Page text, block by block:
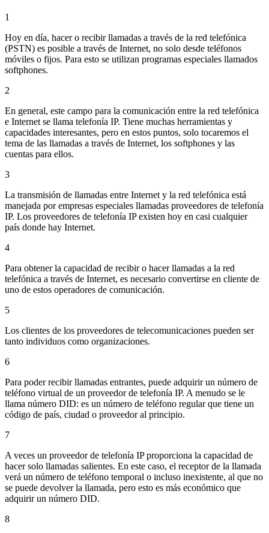
1
Hoy en día, hacer o recibir llamadas a través de la red telefónica
(PSTN) es posible a través de Internet, no solo desde teléfonos
móviles o fijos. Para esto se utilizan programas especiales llamados
softphones.
2
En general, este campo para la comunicación entre la red telefónica
e Internet se llama telefonía IP. Tiene muchas herramientas y
capacidades interesantes, pero en estos puntos, solo tocaremos el
tema de las llamadas a través de Internet, los softphones y las
cuentas para ellos.
3
La transmisión de llamadas entre Internet y la red telefónica está
manejada por empresas especiales llamadas proveedores de telefonía
IP. Los proveedores de telefonía IP existen hoy en casi cualquier
país donde hay Internet.
4
Para obtener la capacidad de recibir o hacer llamadas a la red
telefónica a través de Internet, es necesario convertirse en cliente de
uno de estos operadores de comunicación.
5
Los clientes de los proveedores de telecomunicaciones pueden ser
tanto individuos como organizaciones.
6
Para poder recibir llamadas entrantes, puede adquirir un número de
teléfono virtual de un proveedor de telefonía IP. A menudo se le
llama número DID: es un número de teléfono regular que tiene un
código de país, ciudad o proveedor al principio.
7
A veces un proveedor de telefonía IP proporciona la capacidad de
hacer solo llamadas salientes. En este caso, el receptor de la llamada
verá un número de teléfono temporal o incluso inexistente, al que no
se puede devolver la llamada, pero esto es más económico que
adquirir un número DID.
8